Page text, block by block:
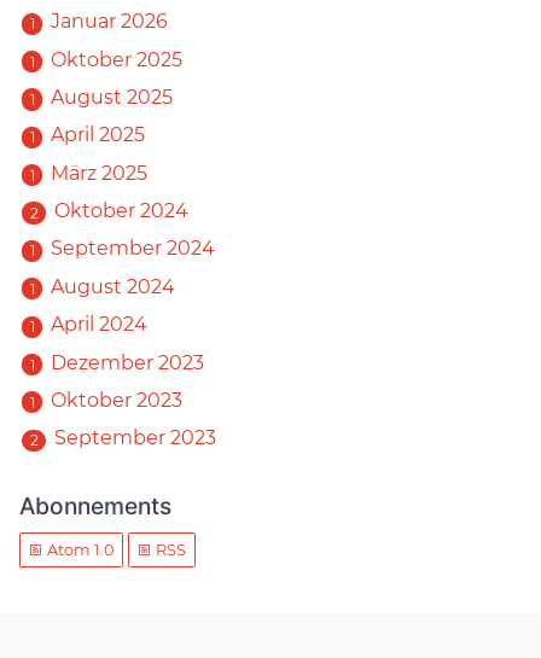
1 Januar 2026
1 Oktober 2025
1 August 2025
1 April 2025
1 März 2025
2 Oktober 2024
1 September 2024
1 August 2024
1 April 2024
1 Dezember 2023
1 Oktober 2023
2 September 2023
Abonnements
Atom 1.0 RSS